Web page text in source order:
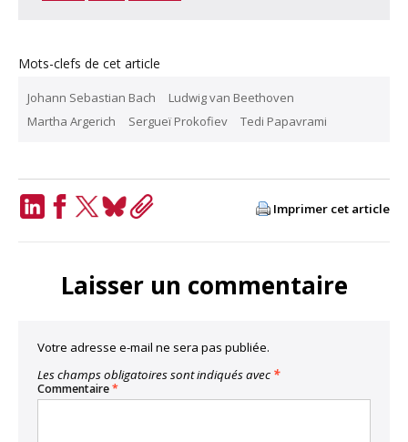
Mots-clefs de cet article
Johann Sebastian Bach
Ludwig van Beethoven
Martha Argerich
Sergueï Prokofiev Tedi Papavrami
Imprimer cet article
Laisser un commentaire
Votre adresse e-mail ne sera pas publiée.
Les champs obligatoires sont indiqués avec *
Commentaire*